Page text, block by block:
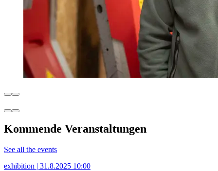
Kommende Veranstaltungen
See all the events
exhibition | 31.8.2025 10:00